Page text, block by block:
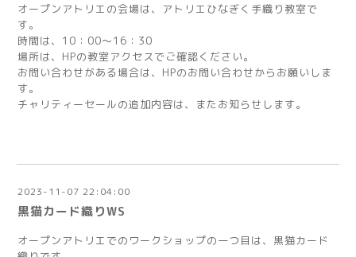
オープンアトリエの会場は、アトリエひなぎく手織り教室で
す。
時間は、10：00～16：30
場所は、HPの教室アクセスでご確認ください。
お問い合わせがある場合は、HPのお問い合わせからお願いしま
す。
チャリティーセールの追加内容は、またお知らせします。
2023-11-07 22:04:00
黒猫カード織りWS
オープンアトリエでのワークショップの一つ目は、黒猫カード